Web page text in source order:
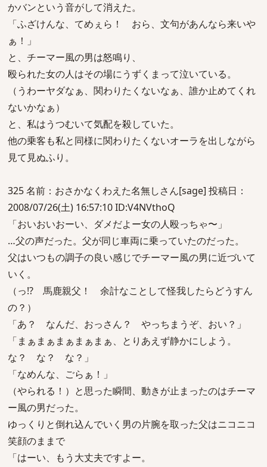
かバンという音がして消えた。
「ふざけんな、てめぇら！ おら、文句があんなら来いや
ぁ！」
と、チーマー風の男は怒鳴り、
殴られた女の人はその場にうずくまって泣いている。
（うわーヤダなぁ、関わりたくないなぁ、誰か止めてくれ
ないかなぁ）
と、私はうつむいて気配を殺していた。
他の乗客も私と同様に関わりたくないオーラを出しながら
見て見ぬふり。
325 名前：おさかなくわえた名無しさん[sage] 投稿日：
2008/07/26(土) 16:57:10 ID:V4NVthoQ
「おいおいおーい、ダメだよー女の人殴っちゃ〜」
…父の声だった。父が同じ車両に乗っていたのだった。
父はいつもの調子の良い感じでチーマー風の男に近づいて
いく。
（っ!? 馬鹿親父！ 余計なことして怪我したらどうすん
の？）
「あ？ なんだ、おっさん？ やっちまうぞ、おい？」
「まぁまぁまぁまぁまぁ、とりあえず静かにしよう。
な？ な？ な？」
「なめんな、ごらぁ！」
（やられる！）と思った瞬間、動きが止まったのはチーマ
ー風の男だった。
ゆっくりと倒れ込んでいく男の片腕を取った父はニコニコ
笑顔のままで
「はーい、もう大丈夫ですよー。